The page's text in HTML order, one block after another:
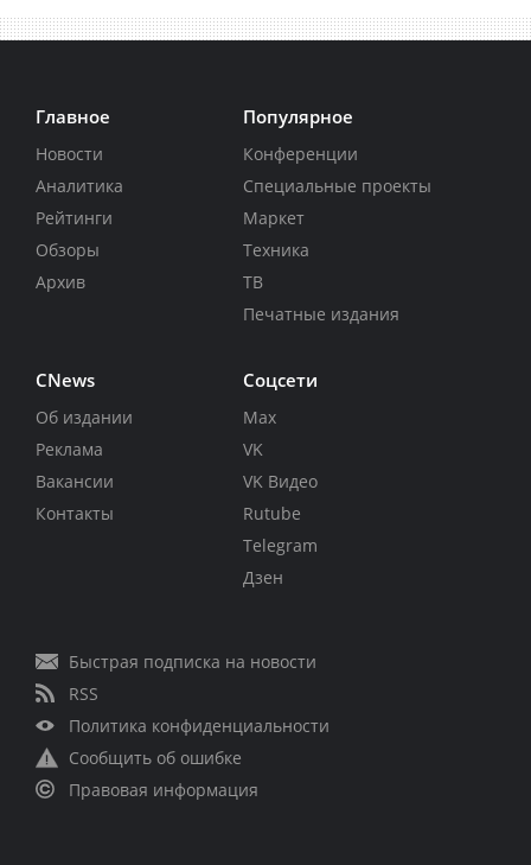
Главное
Новости
Аналитика
Рейтинги
Обзоры
Архив
Популярное
Конференции
Специальные проекты
Маркет
Техника
ТВ
Печатные издания
CNews
Об издании
Реклама
Вакансии
Контакты
Соцсети
Max
VK
VK Видео
Rutube
Telegram
Дзен
Быстрая подписка на новости
RSS
Политика конфиденциальности
Сообщить об ошибке
Правовая информация